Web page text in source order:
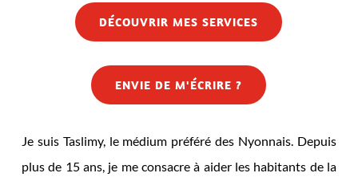
DÉCOUVRIR MES SERVICES
ENVIE DE M'ÉCRIRE ?
Je suis Taslimy, le médium préféré des Nyonnais. Depuis
plus de 15 ans, je me consacre à aider les habitants de la